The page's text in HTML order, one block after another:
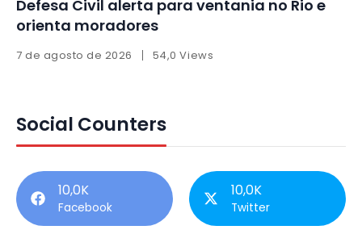
Defesa Civil alerta para ventania no Rio e
orienta moradores
7 de agosto de 2026 54,0 Views
Social Counters
10,0K
Facebook
10,0K
Twitter